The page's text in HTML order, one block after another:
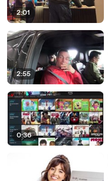
2:01
2:55
0:36